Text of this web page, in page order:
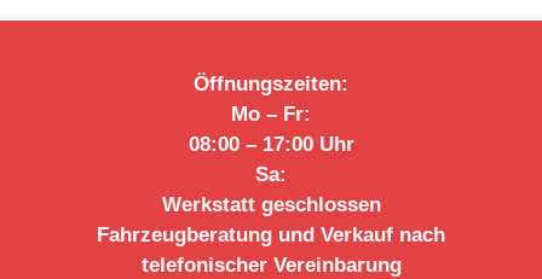
Öffnungszeiten:
Mo – Fr:
08:00 – 17:00 Uhr
Sa:
Werkstatt geschlossen
Fahrzeugberatung und Verkauf nach
telefonischer Vereinbarung